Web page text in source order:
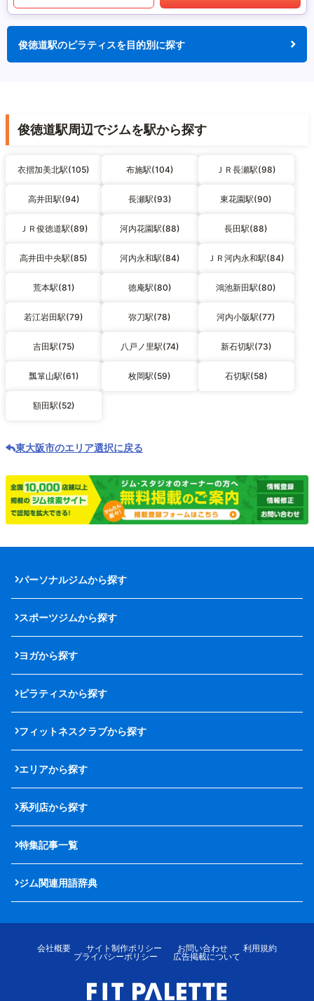
俊徳道駅のピラティスを目的別に探す
俊徳道駅周辺でジムを駅から探す
衣摺加美北駅(105) 布施駅(104) ＪＲ長瀬駅(98)
高井田駅(94) 長瀬駅(93) 東花園駅(90)
ＪＲ俊徳道駅(89) 河内花園駅(88) 長田駅(88)
高井田中央駅(85) 河内永和駅(84) ＪＲ河内永和駅(84)
荒本駅(81) 徳庵駅(80) 鴻池新田駅(80)
若江岩田駅(79) 弥刀駅(78) 河内小阪駅(77)
吉田駅(75) 八戸ノ里駅(74) 新石切駅(73)
瓢箪山駅(61) 枚岡駅(59) 石切駅(58)
額田駅(52)
東大阪市のエリア選択に戻る
パーソナルジムから探す
スポーツジムから探す
ヨガから探す
ピラティスから探す
フィットネスクラブから探す
エリアから探す
系列店から探す
特集記事一覧
ジム関連用語辞典
会社概要 サイト制作ポリシー お問い合わせ
利用規約
プライバシーポリシー
広告掲載について